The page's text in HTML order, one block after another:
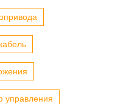
управления